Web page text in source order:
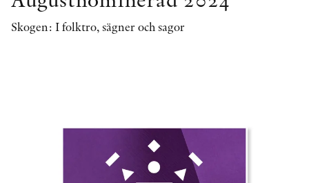
Skogen: I folktro, sägner och sagor